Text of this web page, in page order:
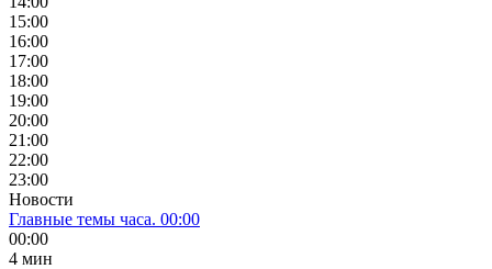
15:00
16:00
17:00
18:00
19:00
20:00
21:00
22:00
23:00
Новости
Главные темы часа. 00:00
00:00
4 мин